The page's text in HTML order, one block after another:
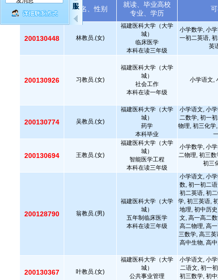
教员编号 姓名、性别
就读、毕业高校
专业、学历
200130448 林教员.(女)
福建医科大学（大学
城）
临床医学
本科在读三年级
小学数学, 小
一初二英语,
英
200130926 习教员.(女)
福建医科大学（大学
城）
社会工作
本科在读一年级
小学语文,
200130774 吴教员.(女)
福建医科大学（大学
城）
药学
本科毕业
小学语文, 小
二数学, 初一
物理, 初三化学
200130694 王教员.(女)
福建医科大学（大学
城）
智能医学工程
本科在读三年级
小学数学, 小
二物理, 初三
初三
200128790 翁教员.(男)
福建医科大学（大学
城）
五年制临床医学
本科在读三年级
小学语文, 小
数, 初一初二
初二英语, 初
学, 初三英语,
地理, 初中历
文, 高一高二
高二物理, 高
三数学, 高三
高中生物, 高
200130367 叶教员.(女)
福建医科大学（大学
城）
公共事业管理
小学语文, 小
二语文, 初一
初三数学, 初